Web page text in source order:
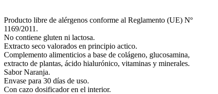
Producto libre de alérgenos conforme al Reglamento (UE) Nº
1169/2011.
No contiene gluten ni lactosa.
Extracto seco valorados en principio actico.
Complemento alimenticios a base de colágeno, glucosamina,
extracto de plantas, ácido hialurónico, vitaminas y minerales.
Sabor Naranja.
Envase para 30 días de uso.
Con cazo dosificador en el interior.